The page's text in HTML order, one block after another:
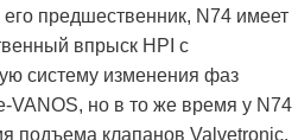
предшественник, N74 имеет
впрыск HPI с
систему изменения фаз
VANOS, но в то же время у N74
подъема клапанов Valvetronic.